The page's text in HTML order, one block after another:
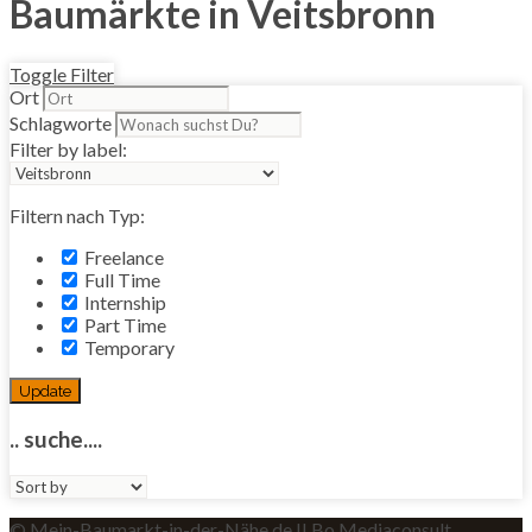
Baumärkte in Veitsbronn
Toggle Filter
Ort
Schlagworte
Filter by label:
Filtern nach Typ:
Freelance
Full Time
Internship
Part Time
Temporary
Update
.. suche....
Sort